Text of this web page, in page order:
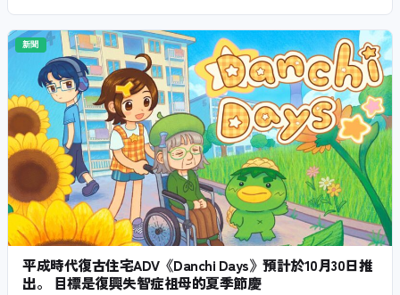
新聞
平成時代復古住宅ADV《Danchi Days》預計於10月30日推
出。 目標是復興失智症祖母的夏季節慶